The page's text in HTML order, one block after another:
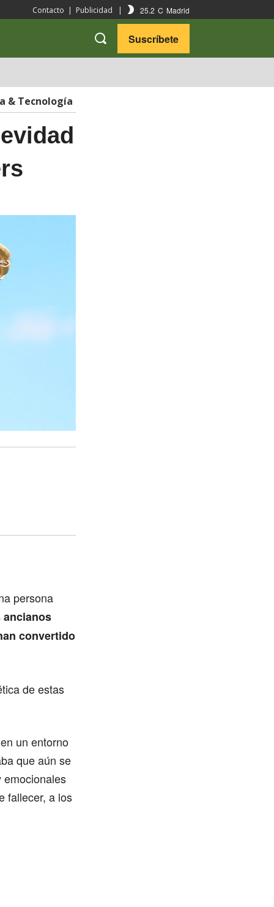
Contacto | Publicidad | 25.2 C Madrid
Suscríbete
& Tecnología
persona
ancianos
convertido
de estas
un entorno
que aún se
emocionales
fallecer, a los